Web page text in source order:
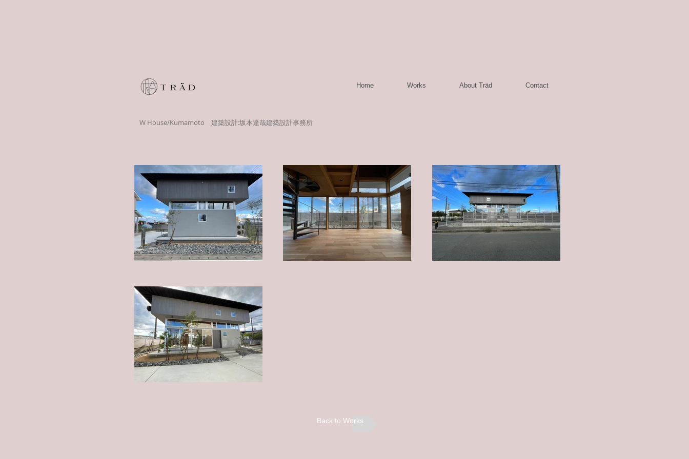
Home Works About Träd Contact
W House/Kumamoto 建築設計:坂本達哉建築設計事務所
Back to Works